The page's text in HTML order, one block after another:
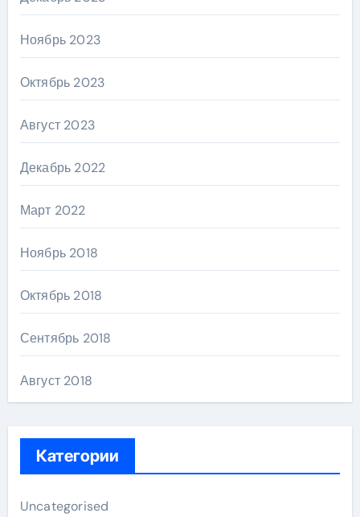
Ноябрь 2023
Октябрь 2023
Август 2023
Декабрь 2022
Март 2022
Ноябрь 2018
Октябрь 2018
Сентябрь 2018
Август 2018
Категории
Uncategorised